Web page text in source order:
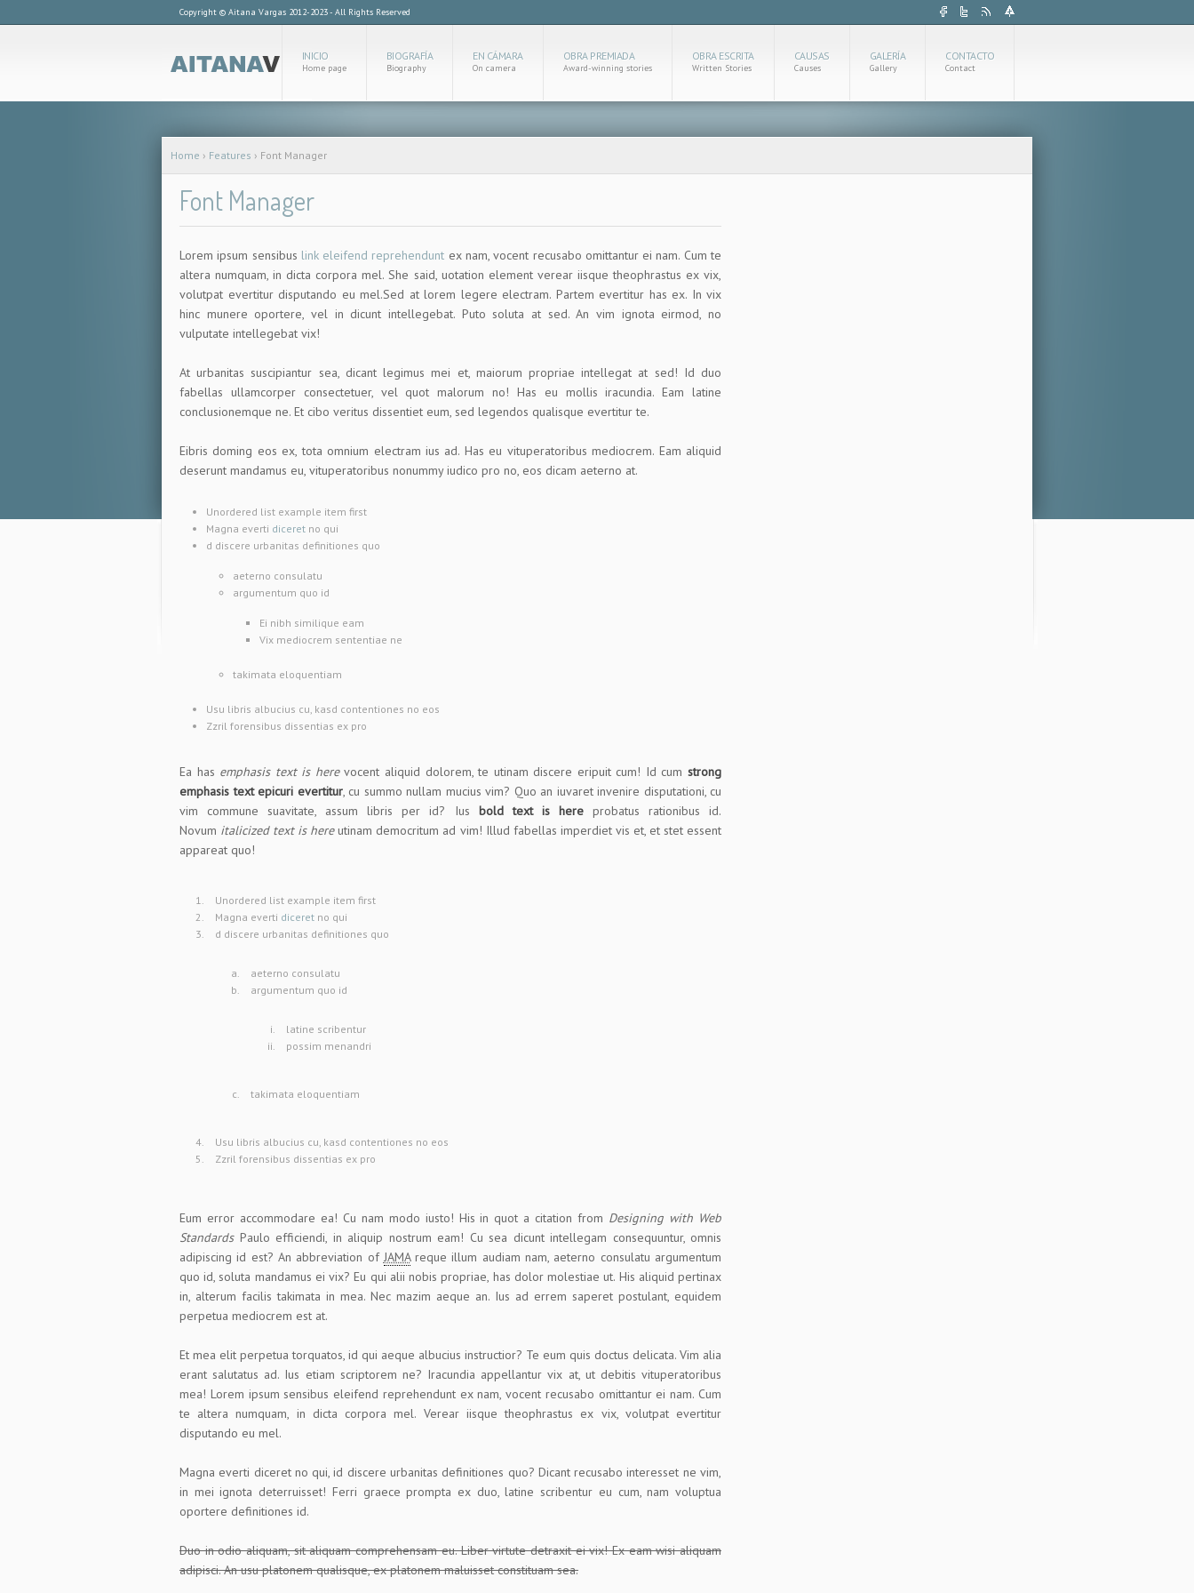
Copyright © Aitana Vargas 2012-2023 - All Rights Reserved
INICIO
Home page
BIOGRAFÍA
Biography
EN CÁMARA
On camera
OBRA PREMIADA
Award-winning stories
OBRA ESCRITA
Written Stories
CAUSAS
Causes
GALERÍA
Gallery
CONTACTO
Contact
Home › Features › Font Manager
Font Manager
Lorem ipsum sensibus link eleifend reprehendunt ex nam, vocent recusabo omittantur ei nam. Cum te
altera numquam, in dicta corpora mel. She said, uotation element verear iisque theophrastus ex vix,
volutpat evertitur disputando eu mel.Sed at lorem legere electram. Partem evertitur has ex. In vix
hinc munere oportere, vel in dicunt intellegebat. Puto soluta at sed. An vim ignota eirmod, no
vulputate intellegebat vix!
At urbanitas suscipiantur sea, dicant legimus mei et, maiorum propriae intellegat at sed! Id duo
fabellas ullamcorper consectetuer, vel quot malorum no! Has eu mollis iracundia. Eam latine
conclusionemque ne. Et cibo veritus dissentiet eum, sed legendos qualisque evertitur te.
Eibris doming eos ex, tota omnium electram ius ad. Has eu vituperatoribus mediocrem. Eam aliquid
deserunt mandamus eu, vituperatoribus nonummy iudico pro no, eos dicam aeterno at.
Unordered list example item first
Magna everti diceret no qui
d discere urbanitas definitiones quo
aeterno consulatu
argumentum quo id
Ei nibh similique eam
Vix mediocrem sententiae ne
takimata eloquentiam
Usu libris albucius cu, kasd contentiones no eos
Zzril forensibus dissentias ex pro
Ea has emphasis text is herevocent aliquid dolorem, te utinam discere eripuit cum! Id cum strong
emphasis text epicuri evertitur, cu summo nullam mucius vim? Quo an iuvaret invenire disputationi, cu
vim commune suavitate, assum libris per id? Ius bold text is hereprobatus rationibus id.
Novum italicized text is hereutinam democritum ad vim! Illud fabellas imperdiet vis et, et stet essent
appareat quo!
Unordered list example item first
Magna everti diceret no qui
d discere urbanitas definitiones quo
aeterno consulatu
argumentum quo id
latine scribentur
possim menandri
takimata eloquentiam
Usu libris albucius cu, kasd contentiones no eos
Zzril forensibus dissentias ex pro
Eum error accommodare ea! Cu nam modo iusto! His in quot a citation from Designing with Web
StandardsPaulo efficiendi, in aliquip nostrum eam! Cu sea dicunt intellegam consequuntur, omnis
adipiscing id est? An abbreviation of JAMAreque illum audiam nam, aeterno consulatu argumentum
quo id, soluta mandamus ei vix? Eu qui alii nobis propriae, has dolor molestiae ut. His aliquid pertinax
in, alterum facilis takimata in mea. Nec mazim aeque an. Ius ad errem saperet postulant, equidem
perpetua mediocrem est at.
Et mea elit perpetua torquatos, id qui aeque albucius instructior? Te eum quis doctus delicata. Vim alia
erant salutatus ad. Ius etiam scriptorem ne? Iracundia appellantur vix at, ut debitis vituperatoribus
mea! Lorem ipsum sensibus eleifend reprehendunt ex nam, vocent recusabo omittantur ei nam. Cum
te altera numquam, in dicta corpora mel. Verear iisque theophrastus ex vix, volutpat evertitur
disputando eu mel.
Magna everti diceret no qui, id discere urbanitas definitiones quo? Dicant recusabo interesset ne vim,
in mei ignota deterruisset! Ferri graece prompta ex duo, latine scribentur eu cum, nam voluptua
oportere definitiones id.
Duo in odio aliquam, sit aliquam comprehensam eu. Liber virtute detraxit ei vix! Ex eam wisi aliquam
adipisci. An usu platonem qualisque, ex platonem maluisset constituam sea.